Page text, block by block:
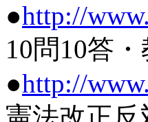
●http://
10問10答
●http://